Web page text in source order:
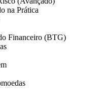
na Prática
Financeiro (BTG)